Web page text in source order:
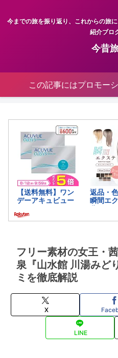
今までの旅を振り返り、これからの旅
紹介ブロ
今昔
この記事にはプロモー
フリー素材の女王・
泉『山水館 川湯みど
ミを徹底解説
X
LINE